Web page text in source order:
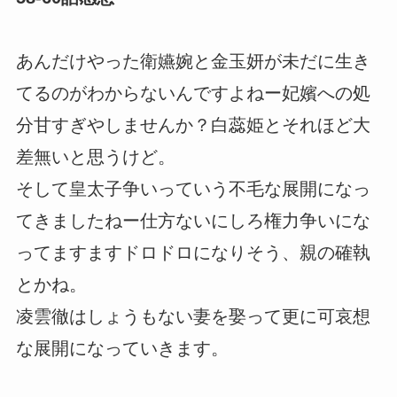
あんだけやった衛嬿婉と金玉妍が未だに生き
てるのがわからないんですよねー妃嬪への処
分甘すぎやしませんか？白蕊姫とそれほど大
差無いと思うけど。
そして皇太子争いっていう不毛な展開になっ
てきましたねー仕方ないにしろ権力争いにな
ってますますドロドロになりそう、親の確執
とかね。
凌雲徹はしょうもない妻を娶って更に可哀想
な展開になっていきます。